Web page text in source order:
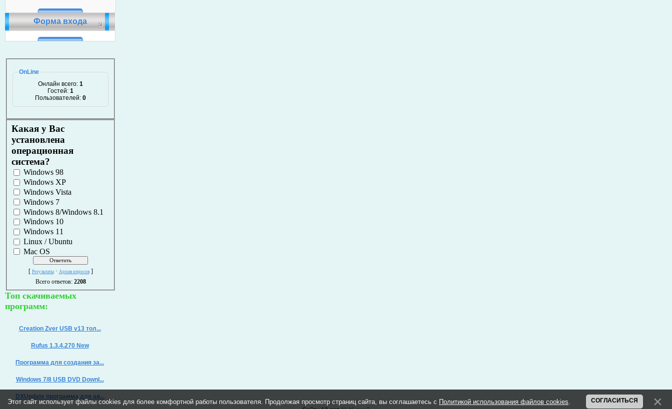
Форма входа
OnLine
Онлайн всего: 1
Гостей: 1
Пользователей: 0
Какая у Вас
установлена
операционная
система?
Windows 98
Windows XP
Windows Vista
Windows 7
Windows 8/Windows 8.1
Windows 10
Windows 11
Linux / Ubuntu
Mac OS
[ Результаты· Архив опросов]
Всего ответов: 2208
Топ скачиваемых
программ:
Creation Zver USB v13 тол...
Rufus 1.3.4.270 New
Программа для создания за...
Windows 7/8 USB DVD Downl...
DXUpdate программа для ав...
Этот сайт использует файлы cookies для более комфортной работы пользователя. Продолжая просмотр страниц сайта, вы соглашаетесь с Политикой использования файлов cookies СОГЛАСИТЬСЯ